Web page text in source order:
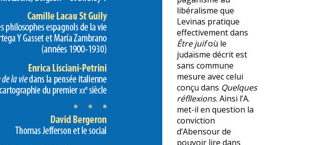
libéralisme que
Levinas pratique
effectivement dans
Être juifoù le
judaïsme décrit est
sans commune
mesure avec celui
conçu dans Quelques
réfllexions. Ainsi l’A.
met-il en question la
conviction
d’Abensour de
pouvoir lire dans